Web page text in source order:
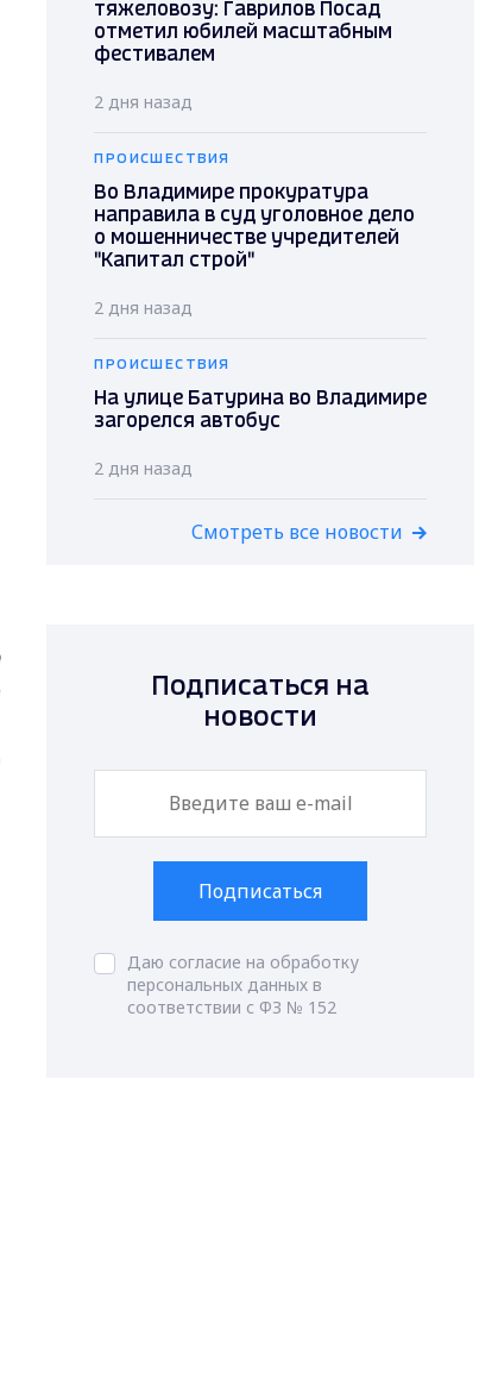
тяжеловозу: Гаврилов Посад
отметил юбилей масштабным
фестивалем
2 дня назад
ПРОИСШЕСТВИЯ
Во Владимире прокуратура
направила в суд уголовное дело
о мошенничестве учредителей
"Капитал строй"
2 дня назад
ПРОИСШЕСТВИЯ
На улице Батурина во Владимире
загорелся автобус
2 дня назад
Смотреть все новости
Подписаться на
новости
Подписаться
Даю согласие на обработку
персональных данных в
соответствии с ФЗ № 152